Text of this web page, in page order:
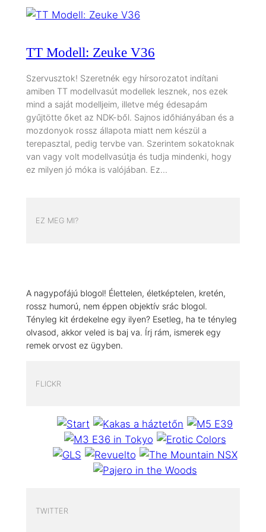
TT Modell: Zeuke V36
Szervusztok! Szeretnék egy hírsorozatot indítani
amiben TT modellvasút modellek lesznek, nos ezek
mind a saját modelljeim, illetve még édesapám
gyűjtötte őket az NDK-ből. Sajnos időhiányában és a
mozdonyok rossz állapota miatt nem készül a
terepasztal, pedig tervbe van. Szerintem sokatoknak
van vagy volt modellvasútja és tudja mindenki, hogy
ez milyen jó móka is valójában. Ez…
EZ MEG MI?
A nagypofájú blogol! Élettelen, életképtelen, kretén,
rossz humorú, nem éppen objektív srác blogol.
Tényleg kit érdekelne egy ilyen? Esetleg, ha te tényleg
olvasod, akkor veled is baj va. Írj rám, ismerek egy
remek orvost ez ügyben.
FLICKR
TWITTER